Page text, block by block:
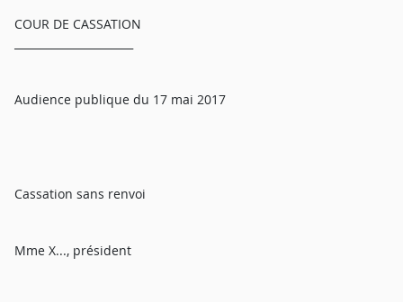
COUR DE CASSATION
Audience publique du 17 mai 2017
Cassation sans renvoi
Mme X..., président